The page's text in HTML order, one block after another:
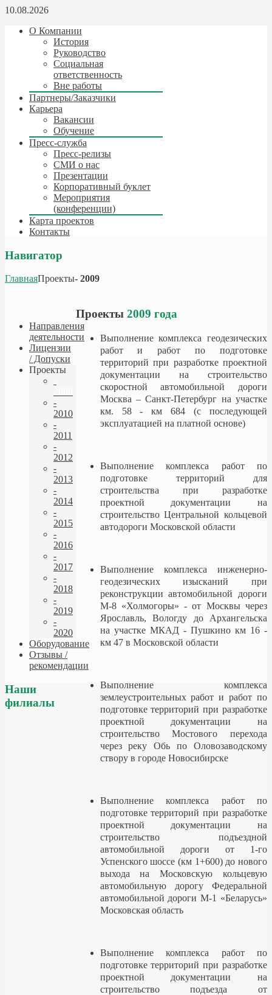
10.08.2026
О Компании
История
Руководство
Социальная
ответственность
Вне работы
Партнеры/Заказчики
Карьера
Вакансии
Обучение
Пресс-служба
Пресс-релизы
СМИ о нас
Презентации
Корпоративный буклет
Мероприятия
(конференции)
Карта проектов
Контакты
Навигатор
ГлавнаяПроекты- 2009
Проекты2009 года
Выполнение комплекса геодезических
работ и работ по подготовке
территорий при разработке проектной
документации на строительство
скоростной автомобильной дороги
Москва – Санкт-Петербург на участке
км. 58 - км 684 (с последующей
эксплуатацией на платной основе)
Выполнение комплекса работ по
подготовке территорий для
строительства при разработке
проектной документации на
строительство Центральной кольцевой
автодороги Московской области
Выполнение комплекса инженерно-
геодезических изысканий при
реконструкции автомобильной дороги
М-8 «Холмогоры» - от Москвы через
Ярославль, Вологду до Архангельска
на участке МКАД - Пушкино км 16 -
км 47 в Московской области
Выполнение комплекса
землеустроительных работ и работ по
подготовке территорий при разработке
проектной документации на
строительство Мостового перехода
через реку Обь по Оловозаводскому
створу в городе Новосибирске
Выполнение комплекса работ по
подготовке территорий при разработке
проектной документации на
строительство подъездной
автомобильной дороги от 1-го
Успенского шоссе (км 1+600) до нового
выхода на Московскую кольцевую
автомобильную дорогу Федеральной
автомобильной дороги М-1 «Беларусь»
Московская область
Выполнение комплекса работ по
подготовке территорий при разработке
проектной документации на
строительство подъезда от
Направления
деятельности
Лицензии
/ Допуски
Проекты
-
2010
-
2011
-
2012
-
2013
-
2014
-
2015
-
2016
-
2017
-
2018
-
2019
-
2020
Оборудование
Отзывы /
рекомендации
Наши
филиалы